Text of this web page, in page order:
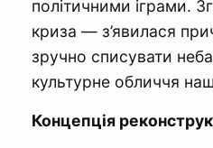
політичними іграми.
криза — з’явилася
зручно списувати
культурне обличчя
Концепція